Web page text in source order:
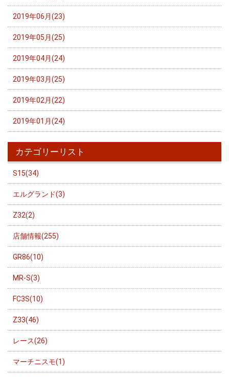
2019年06月(23)
2019年05月(25)
2019年04月(24)
2019年03月(25)
2019年02月(22)
2019年01月(24)
カテゴリーリスト
S15(34)
エルグランド(3)
Z32(2)
店舗情報(255)
GR86(10)
MR-S(3)
FC3S(10)
Z33(46)
レース(26)
マーチニスモ(1)